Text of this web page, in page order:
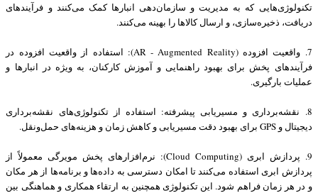
تکنولوژی‌هایی که به مدیریت و سازمان‌دهی انبارها کمک می‌کنند و فرآیندهای
دریافت، ذخیره‌سازی، و ارسال کالاها را بهینه می‌کنند.
7. واقعیت افزوده (AR - Augmented Reality): استفاده از واقعیت افزوده در
فرآیندهای پخش برای بهبود راهنمایی و آموزش کارکنان، به ویژه در انبارها و
عملیات بارگیری.
8. نقشه‌برداری و مسیریابی پیشرفته: استفاده از تکنولوژی‌های نقشه‌برداری
دیجیتال و GPS برای بهبود دقت مسیریابی و کاهش زمان و هزینه‌های حمل‌ونقل.
9. پردازش ابری (Cloud Computing): نرم‌افزارهای پخش مویرگی معمولاً از
پردازش ابری استفاده می‌کنند تا امکان دسترسی به داده‌ها و برنامه‌ها از هر مکان
و در هر زمان فراهم شود. این تکنولوژی همچنین به ارتقاء همکاری و هماهنگی بین